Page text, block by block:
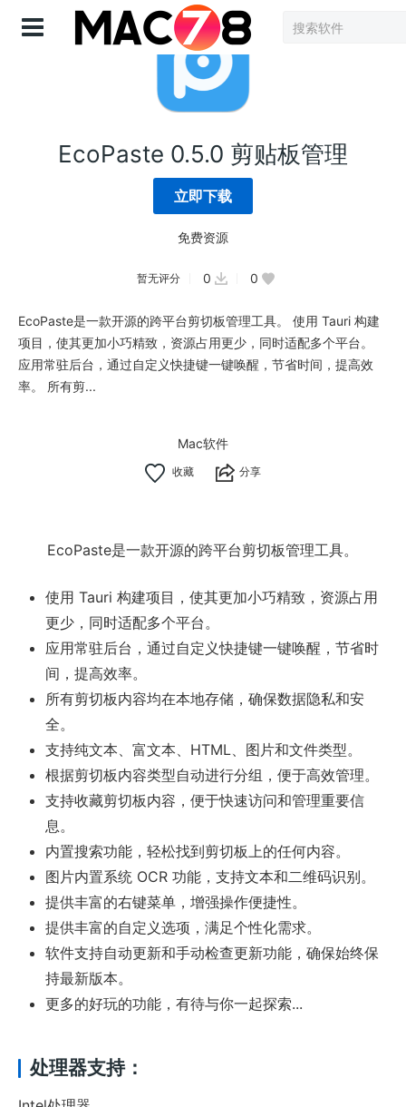
登录
EcoPaste 0.5.0 剪贴板管理
立即下载
免费资源
暂无评分 0 0
EcoPaste是一款开源的跨平台剪切板管理工具。 使用 Tauri 构建
项目，使其更加小巧精致，资源占用更少，同时适配多个平台。
应用常驻后台，通过自定义快捷键一键唤醒，节省时间，提高效
率。 所有剪...
Mac软件
分享
EcoPaste是一款开源的跨平台剪切板管理工具。
使用 Tauri 构建项目，使其更加小巧精致，资源占用
更少，同时适配多个平台。
应用常驻后台，通过自定义快捷键一键唤醒，节省时
间，提高效率。
所有剪切板内容均在本地存储，确保数据隐私和安
全。
支持纯文本、富文本、HTML、图片和文件类型。
根据剪切板内容类型自动进行分组，便于高效管理。
支持收藏剪切板内容，便于快速访问和管理重要信
息。
内置搜索功能，轻松找到剪切板上的任何内容。
图片内置系统 OCR 功能，支持文本和二维码识别。
提供丰富的右键菜单，增强操作便捷性。
提供丰富的自定义选项，满足个性化需求。
软件支持自动更新和手动检查更新功能，确保始终保
持最新版本。
更多的好玩的功能，有待与你一起探索...
处理器支持：